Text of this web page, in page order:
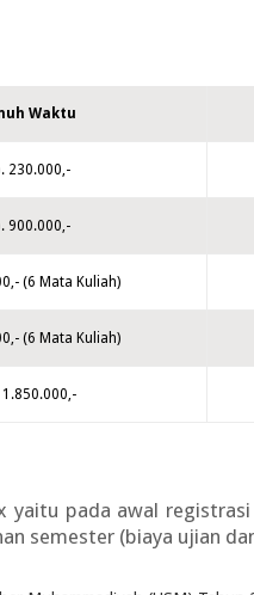
Waktu
230.000,-
900.000,-
(6 Mata Kuliah)
(6 Mata Kuliah)
1.850.000,-
pada awal registrasi
semester (biaya ujian